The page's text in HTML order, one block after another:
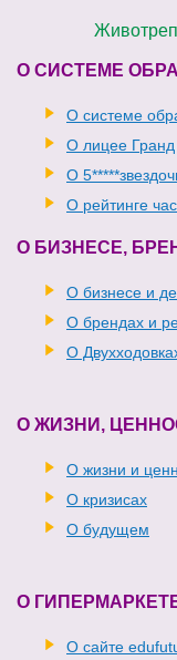
О СИСТЕМЕ
О системе
О лицее Гранд
О
О рейтинге
О БИЗНЕСЕ,
О бизнесе и
О брендах и
О
О ЖИЗНИ,
О жизни и
О кризисах
О будущем
О
О сайте